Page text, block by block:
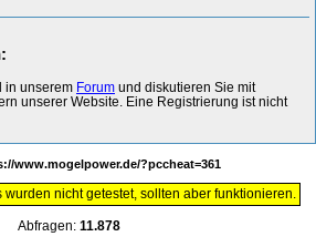
in unserem Forum und diskutieren Sie mit
unserer Website. Eine Registrierung ist nicht
www.mogelpower.de/?pccheat=361
nicht getestet, sollten aber funktionieren.
Abfragen: 11.878